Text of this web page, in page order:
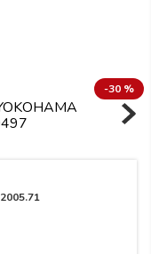
-30 %
2005.71